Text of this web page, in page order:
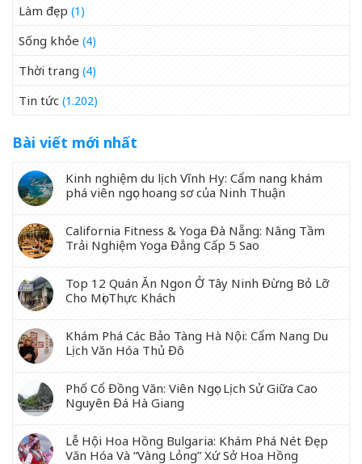
Làm đẹp (1)
Sống khỏe (4)
Thời trang (4)
Tin tức (1.202)
Bài viết mới nhất
Kinh nghiệm du lịch Vĩnh Hy: Cẩm nang khám
phá viên ngọc hoang sơ của Ninh Thuận
California Fitness & Yoga Đà Nẵng: Nâng Tầm
Trải Nghiệm Yoga Đẳng Cấp 5 Sao
Top 12 Quán Ăn Ngon Ở Tây Ninh Đừng Bỏ Lỡ
Cho Mọi Thực Khách
Khám Phá Các Bảo Tàng Hà Nội: Cẩm Nang Du
Lịch Văn Hóa Thủ Đô
Phố Cổ Đồng Văn: Viên Ngọc Lịch Sử Giữa Cao
Nguyên Đá Hà Giang
Lễ Hội Hoa Hồng Bulgaria: Khám Phá Nét Đẹp
Văn Hóa Và “Vàng Lỏng” Xứ Sở Hoa Hồng